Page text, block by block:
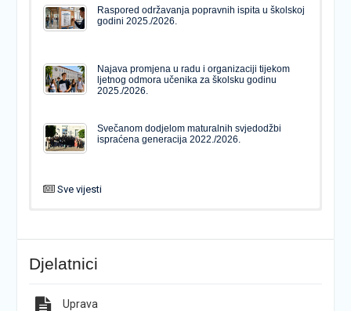
Raspored održavanja popravnih ispita u školskoj
godini 2025./2026.
Najava promjena u radu i organizaciji tijekom
ljetnog odmora učenika za školsku godinu
2025./2026.
Svečanom dodjelom maturalnih svjedodžbi
ispraćena generacija 2022./2026.
Sve vijesti
Popis udžbenika za školsku godinu 2026./2027.
Natječaj za upis u 1. razred Katoličke gimnazije s
pravom javnosti
Djelatnici
Uprava